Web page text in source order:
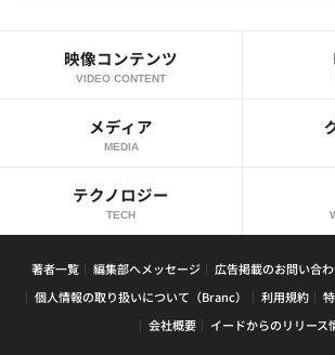
映像コンテンツ
VIDEO CONTENT
メディア
MEDIA
テクノロジー
TECH
著者一覧 編集部へメッセージ 広告掲載のお問い合
個人情報の取り扱いについて（Branc）
利用規約
会社概要
イードからのリリース